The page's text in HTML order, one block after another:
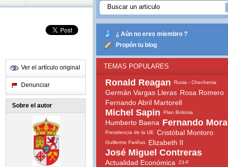
Ver el artículo original
Denunciar
Sobre el autor
¿ Aún no eres miembro ?
Propón tu blog
TEMAS POPULARES
Ronald Reagan Rusia - Chechenia
Germán Vargas Lleras Rosa Romero
Fernando Abril Martorell
Michel Sapin Plan Bolonia
Humberto Baena Fernando Mora
Presidencia de la UE Cristóbal Montoro
Guillermo Fariñas Elizabeth II
José Miguel Contreras
Actualidad Económica 23-F